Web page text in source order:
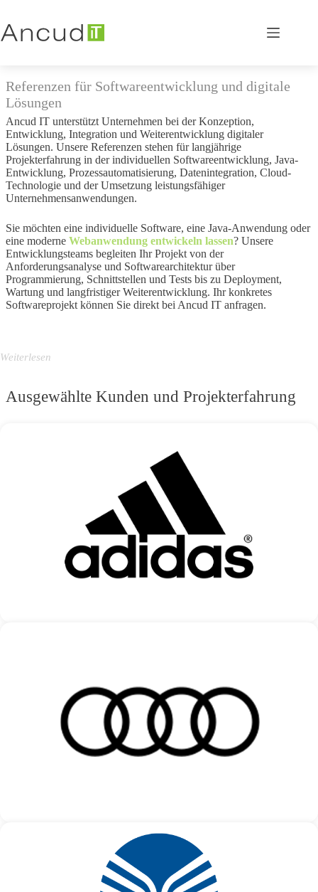
springen
Referenzen für Softwareentwicklung und digitale
Lösungen
Ancud IT unterstützt Unternehmen bei der Konzeption,
Entwicklung, Integration und Weiterentwicklung digitaler
Lösungen. Unsere Referenzen stehen für langjährige
Projekterfahrung in der individuellen Softwareentwicklung, Java-
Entwicklung, Prozessautomatisierung, Datenintegration, Cloud-
Technologie und der Umsetzung leistungsfähiger
Unternehmensanwendungen.
Sie möchten eine individuelle Software, eine Java-Anwendung oder
eine moderne Webanwendung entwickeln lassen? Unsere
Entwicklungsteams begleiten Ihr Projekt von der
Anforderungsanalyse und Softwarearchitektur über
Programmierung, Schnittstellen und Tests bis zu Deployment,
Wartung und langfristiger Weiterentwicklung. Ihr konkretes
Softwareprojekt können Sie direkt bei Ancud IT anfragen.
Ausgewählte Kunden und Projekterfahrung